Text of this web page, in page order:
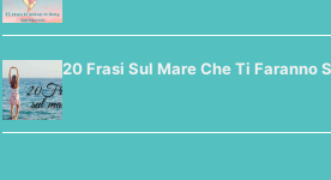
20 Frasi Sul Mare Che Ti Faranno